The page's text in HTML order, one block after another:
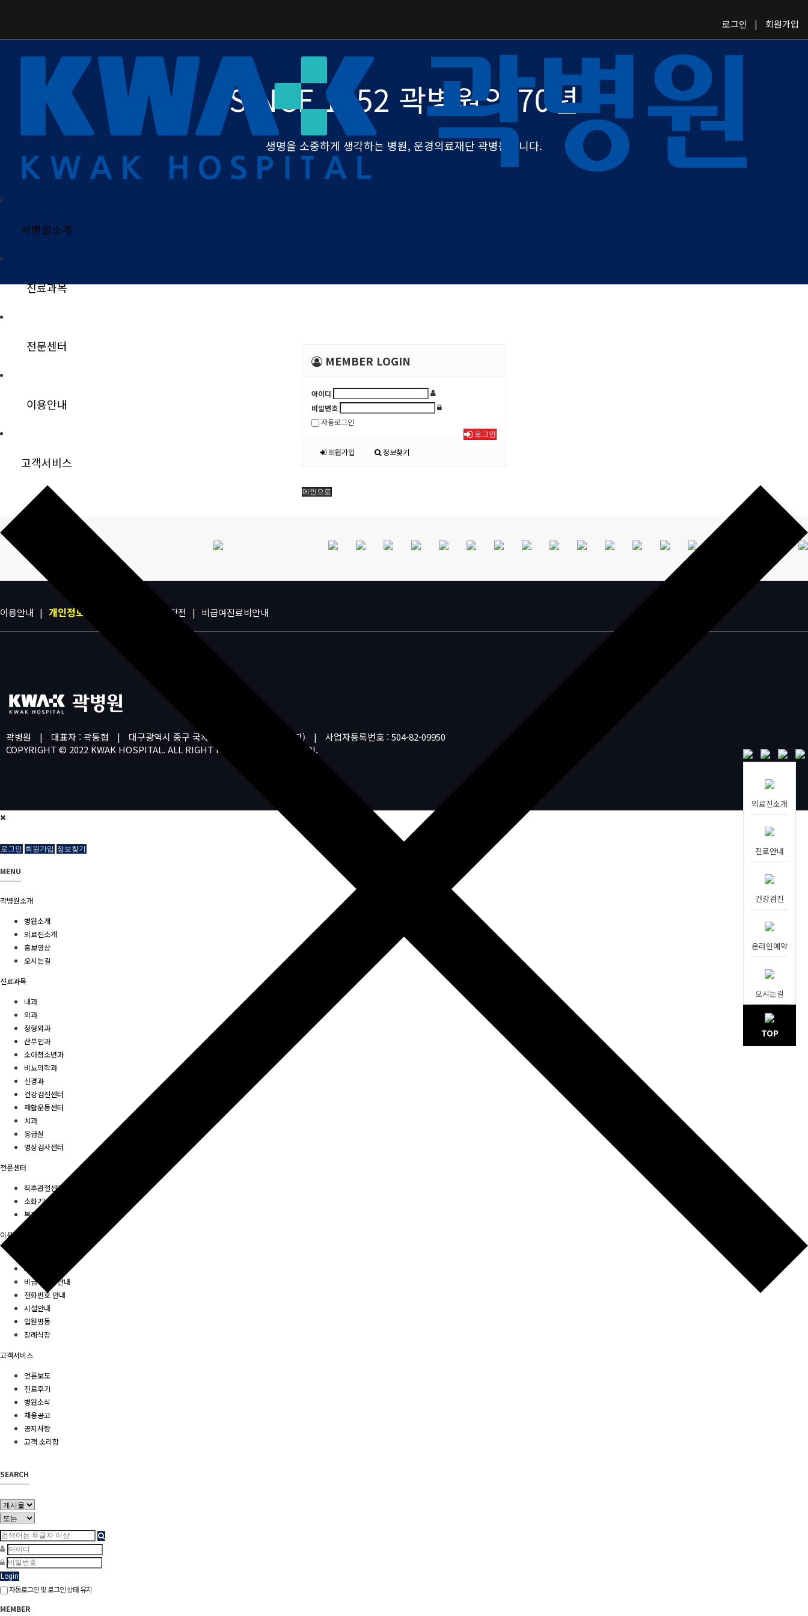
로그인 회원가입
곽병원소개
진료과목
전문센터
이용안내
고객서비스
SINCE 1952 곽병원의 70년
생명을 소중하게 생각하는 병원, 운경의료재단 곽병원입니다.
MEMBER LOGIN
아이디
비밀번호
자동로그인
로그인
회원가입 정보찾기
메인으로
이용안내 | 개인정보처리방침 환자권리장전 | 비급여진료비안내
곽병원 | 대표자 : 곽동협 | 대구광역시 중구 국채보상로 531 (수동 18번지) |
사업자등록번호 : 504-82-09950
COPYRIGHT © 2022 KWAK HOSPITAL. ALL RIGHT RESERVED. DAONMEDI.
의료진소개
진료안내
건강검진
온라인예약
오시는길
TOP
로그인 회원가입 정보찾기
MENU
곽병원소개
병원소개
의료진소개
홍보영상
오시는길
진료과목
내과
외과
정형외과
산부인과
소아청소년과
비뇨의학과
신경과
건강검진센터
재활운동센터
치과
응급실
영상검사센터
전문센터
척추관절센터
소화기내시경센터
복강경수술센터
이용안내
서류발급안내
비급여항목안내
전화번호 안내
시설안내
입원병동
장례식장
고객서비스
언론보도
진료후기
병원소식
채용공고
공지사항
고객 소리함
SEARCH
Login
자동로그인 및 로그인 상태 유지
MEMBER